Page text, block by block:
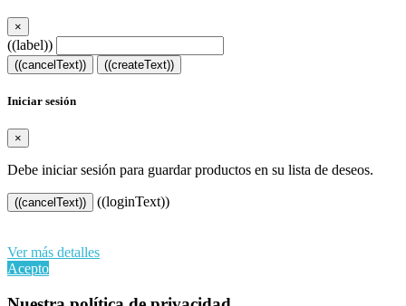
×
((label))
((cancelText)) ((createText))
Iniciar sesión
×
Debe iniciar sesión para guardar productos en su lista de deseos.
((cancelText))
((loginText))
Ver más detalles
Acepto